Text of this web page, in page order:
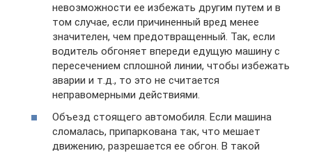
невозможности ее избежать другим путем и в
том случае, если причиненный вред менее
значителен, чем предотвращенный. Так, если
водитель обгоняет впереди едущую машину с
пересечением сплошной линии, чтобы избежать
аварии и т.д., то это не считается
неправомерными действиями.
Объезд стоящего автомобиля. Если машина
сломалась, припаркована так, что мешает
движению, разрешается ее обгон. В такой